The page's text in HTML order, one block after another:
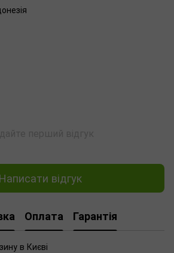
Написати відгук
Оплата Гарантія
в Києві